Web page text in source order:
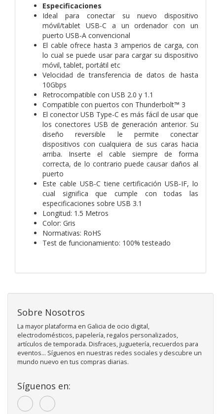
Especificaciones
Ideal para conectar su nuevo dispositivo
móvil/tablet USB-C a un ordenador con un
puerto USB-A convencional
El cable ofrece hasta 3 amperios de carga, con
lo cual se puede usar para cargar su dispositivo
móvil, tablet, portátil etc
Velocidad de transferencia de datos de hasta
10Gbps
Retrocompatible con USB 2.0 y 1.1
Compatible con puertos con Thunderbolt™ 3
El conector USB Type-C es más fácil de usar que
los conectores USB de generación anterior. Su
diseño reversible le permite conectar
dispositivos con cualquiera de sus caras hacia
arriba. Inserte el cable siempre de forma
correcta, de lo contrario puede causar daños al
puerto
Este cable USB-C tiene certificación USB-IF, lo
cual significa que cumple con todas las
especificaciones sobre USB 3.1
Longitud: 1.5 Metros
Color: Gris
Normativas: RoHS
Test de funcionamiento: 100% testeado
Sobre Nosotros
La mayor plataforma en Galicia de ocio digital,
electrodomésticos, papelería, regalos personalizados,
artículos de temporada. Disfraces, juguetería, recuerdos para
eventos... Síguenos en nuestras redes sociales y descubre un
mundo nuevo en tus compras diarias.
Síguenos en: